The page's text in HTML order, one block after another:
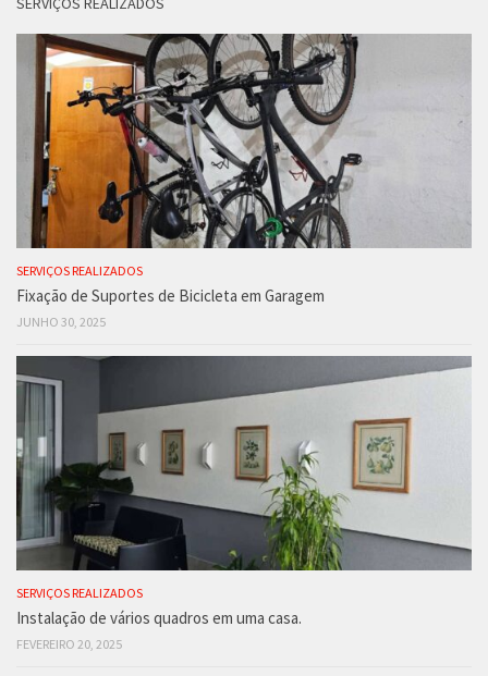
SERVIÇOS REALIZADOS
Fixação de Suportes de Bicicleta em Garagem
JUNHO 30, 2025
SERVIÇOS REALIZADOS
Instalação de vários quadros em uma casa.
FEVEREIRO 20, 2025